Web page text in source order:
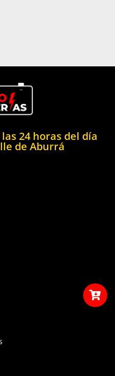

24 horas del día
de Aburrá